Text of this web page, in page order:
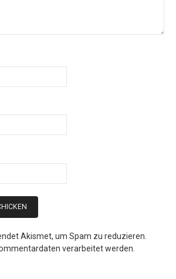
Akismet, um Spam zu reduzieren.
verarbeitet werden.